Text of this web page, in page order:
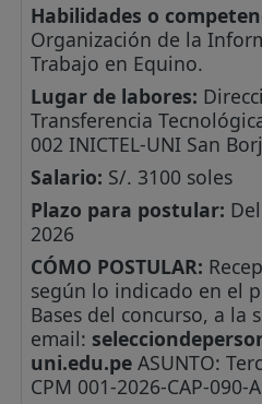
Habilidades o
Organización de la
Trabajo en Equino.
Lugar de labores:
Transferencia
002 INICTEL-UNI San
Salario: S/. 3100 soles
Plazo para postular:
2026
CÓMO POSTULAR:
según lo indicado en el
Bases del concurso, a la
email:
uni.edu.pe ASUNTO:
CPM 001-2026-CAP-